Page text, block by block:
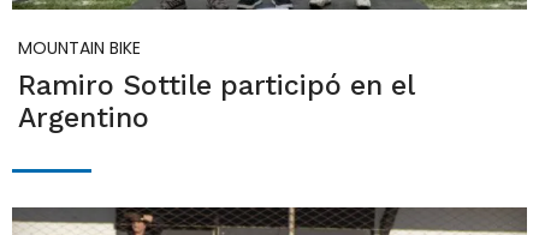
MOUNTAIN BIKE
Ramiro Sottile participó en el
Argentino